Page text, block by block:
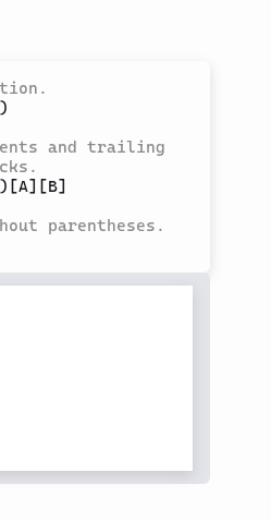
)
and trailing
) [A] [B]
parentheses.